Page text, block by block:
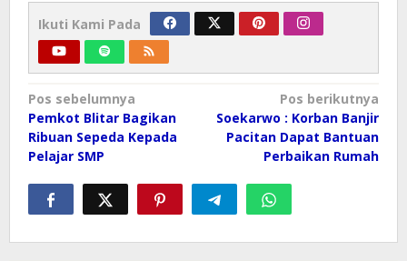
Ikuti Kami Pada
Navigasi
pos
Pos sebelumnya
Pemkot Blitar Bagikan
Ribuan Sepeda Kepada
Pelajar SMP
Pos berikutnya
Soekarwo : Korban Banjir
Pacitan Dapat Bantuan
Perbaikan Rumah